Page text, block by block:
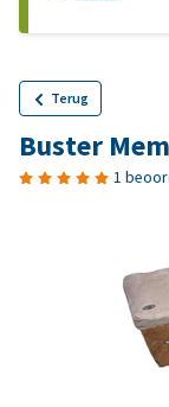
Terug
Buster
1